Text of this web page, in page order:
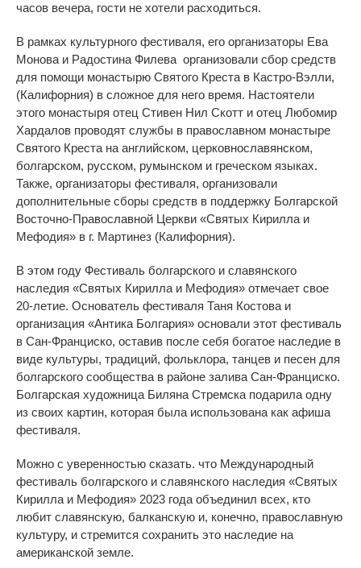
часов вечера, гости не хотели расходиться.
В рамках культурного фестиваля, его организаторы Ева
Монова и Радостина Филева организовали сбор средств
для помощи монастырю Святого Креста в Кастро-Вэлли,
(Калифорния) в сложное для него время. Настоятели
этого монастыря отец Стивен Нил Скотт и отец Любомир
Хардалов проводят службы в православном монастыре
Святого Креста на английском, церковнославянском,
болгарском, русском, румынском и греческом языках.
Также, организаторы фестиваля, организовали
дополнительные сборы средств в поддержку Болгарской
Восточно-Православной Церкви «Святых Кирилла и
Мефодия» в г. Мартинез (Калифорния).
В этом году Фестиваль болгарского и славянского
наследия «Святых Кирилла и Мефодия» отмечает свое
20-летие. Основатель фестиваля Таня Костова и
организация «Антика Болгария» основали этот фестиваль
в Сан-Франциско, оставив после себя богатое наследие в
виде культуры, традиций, фольклора, танцев и песен для
болгарского сообщества в районе залива Сан-Франциско.
Болгарская художница Биляна Стремска подарила одну
из своих картин, которая была использована как афиша
фестиваля.
Можно с уверенностью сказать. что Международный
фестиваль болгарского и славянского наследия «Святых
Кирилла и Мефодия» 2023 года объединил всех, кто
любит славянскую, балканскую и, конечно, православную
культуру, и стремится сохранить это наследие на
американской земле.